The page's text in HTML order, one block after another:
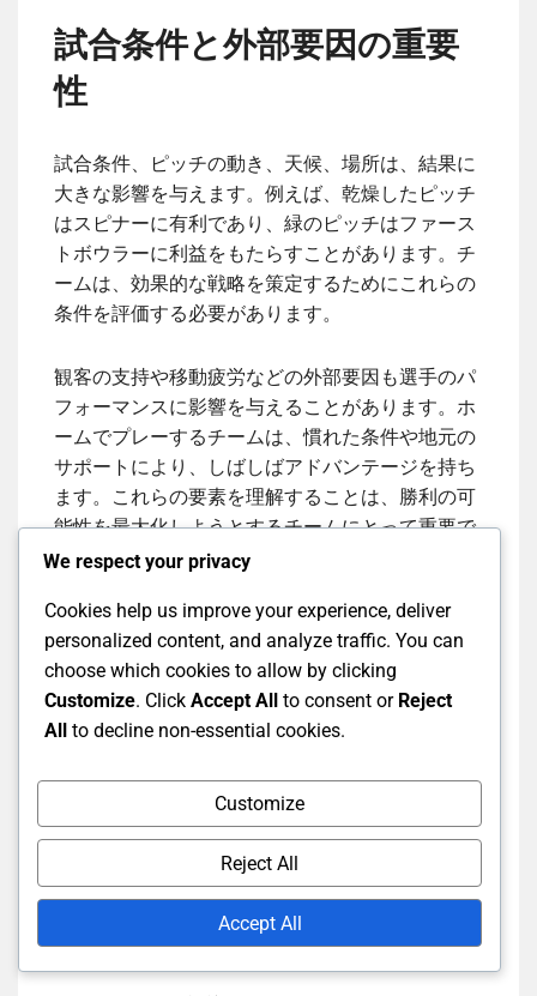
試合条件と外部要因の重要
性
試合条件、ピッチの動き、天候、場所は、結果に
大きな影響を与えます。例えば、乾燥したピッチ
はスピナーに有利であり、緑のピッチはファース
トボウラーに利益をもたらすことがあります。チ
ームは、効果的な戦略を策定するためにこれらの
条件を評価する必要があります。
観客の支持や移動疲労などの外部要因も選手のパ
フォーマンスに影響を与えることがあります。ホ
ームでプレーするチームは、慣れた条件や地元の
サポートにより、しばしばアドバンテージを持ち
ます。これらの要素を理解することは、勝利の可
能性を最大化しようとするチームにとって重要で
す。
テストマッチ結果の長期的
な傾向
に役立つパターンを明らかにします。歴史的デー
タを分析することで、特定の条件下や特定の対戦
相手に対して一貫して良好なパフォーマンスを発
揮するチームを特定できます。例えば、あるチー
ムはホーム条件で優れているが、アウェイでは苦
しむことがあります。
We respect your privacy
Cookies help us improve your experience, deliver
personalized content, and analyze traffic. You can
choose which cookies to allow by clicking
Customize. Click Accept All to consent or Reject
All to decline non-essential cookies.
Customize
Reject All
Accept All